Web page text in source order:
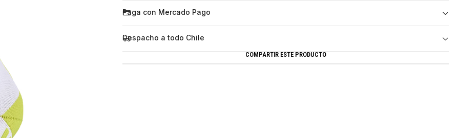
Paga con Mercado Pago
Despacho a todo Chile
COMPARTIR ESTE PRODUCTO